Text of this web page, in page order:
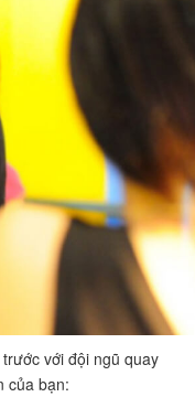
với đội ngũ quay
của bạn: